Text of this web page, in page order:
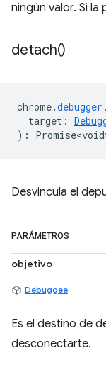
ningún valor. Si la
detach()
chrome.debugger .
target :
) :
Desvincula el
PARÁMETROS
objetivo
Debuggee
Es el destino de
desconectarte.